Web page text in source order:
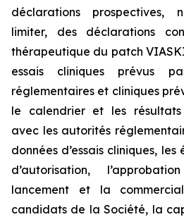
déclarations prospectives,
limiter, des déclarations
thérapeutique du patch
essais cliniques prévus
réglementaires et cliniques
le calendrier et les résultats
avec les autorités
données d’essais cliniques,
d’autorisation,
lancement et la
candidats de la Société, la